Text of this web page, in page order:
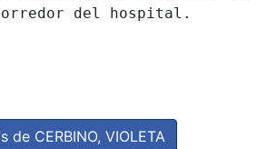
del hospital.
de CERBINO, VIOLETA